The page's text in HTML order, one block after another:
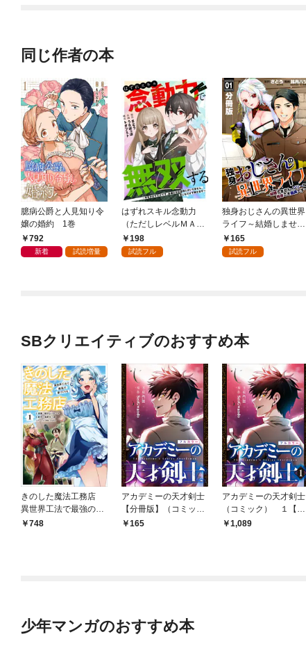
同じ作者の本
臆病公爵と人見知り令
嬢の婚約 1巻
792
新着 試読増量
はずれスキル念動力
（ただしレベルＭＡ
Ｘ）で無双する～手を
かざすだけです。詠唱
198
試読フル
独身おじさんの異世界
ライフ～結婚しませ
ん、フリーな独身こそ
最高です～【分冊版】
165
試読フル
SBクリエイティブのおすすめ本
きのした魔法工務店
異世界工法で最強の家
づくりを（コミック）
748
アカデミーの天才剣士
【分冊版】（コミッ
ク） １話【フルカラ
165
アカデミーの天才剣士
（コミック） １【フ
ルカラー】
1,089
少年マンガのおすすめ本